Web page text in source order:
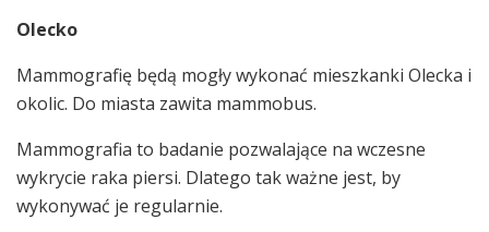
Olecko
Mammografię będą mogły wykonać mieszkanki Olecka i
okolic. Do miasta zawita mammobus.
Mammografia to badanie pozwalające na wczesne
wykrycie raka piersi. Dlatego tak ważne jest, by
wykonywać je regularnie.